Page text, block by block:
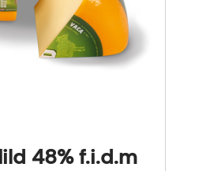
48% f.i.d.m